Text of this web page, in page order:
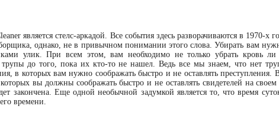
является стелс-аркадой. Все события здесь разворачиваются в 1970-х
однако, не в привычном понимании этого слова. Убирать вам
улик. При всем этом, вам необходимо не только убрать кровь
трупы до того, пока их кто-то не нашел. Ведь все мы знаем, что нет
в которых вам нужно соображать быстро и не оставлять преступления.
вы должны соображать быстро и не оставлять свидетелей на
закончена. Еще одной необычной задумкой является то, что время
времени.